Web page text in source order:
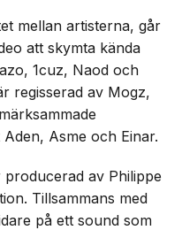
mellan artisterna, går
att skymta kända
1cuz, Naod och
regisserad av Mogz,
Asme och Einar.
producerad av Philippe
Tillsammans med
på ett sound som